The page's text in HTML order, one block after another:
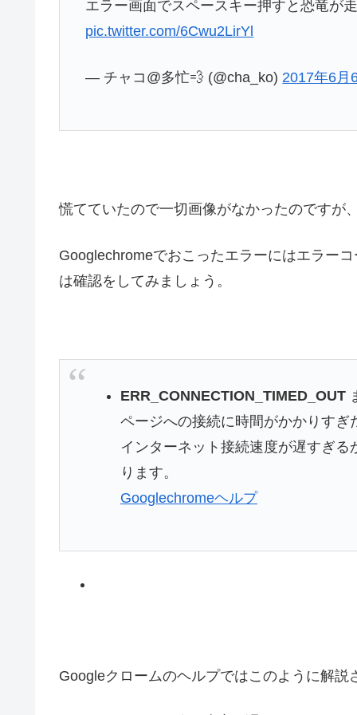
エラー画面でスペースキー押すと恐竜が
pic.twitter.com/6Cwu2LirYl
— チャコ@多忙💨 (@cha_ko) 2017年6月
慌てていたので一切画像がなかったのですが
Googlechromeでおこったエラーにはエラー
は確認をしてみましょう。
ERR_CONNECTION_TIMED_OUT
ページへの接続に時間がかかりす
インターネット接続速度が遅すぎ
ります。
Googlechromeヘルプ
Googleクロームのヘルプではこのように解説